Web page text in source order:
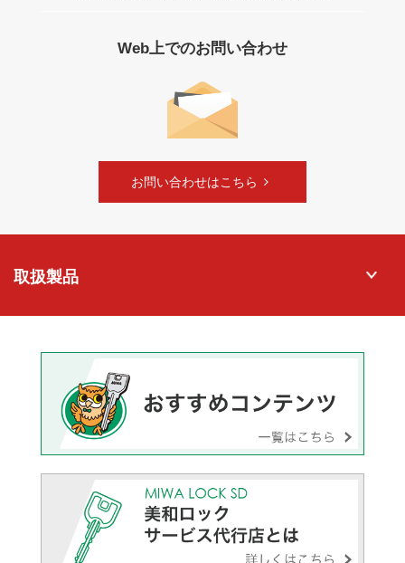
Web上でのお問い合わせ
お問い合わせはこちら
取扱製品